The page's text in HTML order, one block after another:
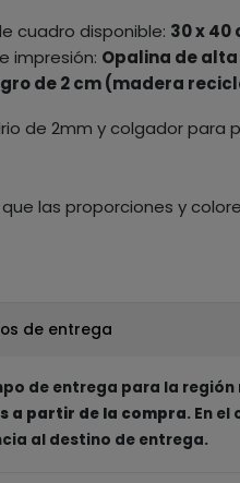
cuadro disponible: 30 x 40
impresión: Opalina de
de 2 cm (madera
de 2mm y colgador para
que las proporciones y
de entrega
de entrega para la
a partir de la compra. En
al destino de entrega.